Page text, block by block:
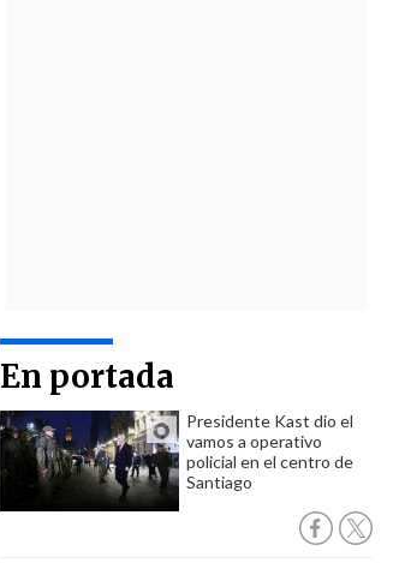
En portada
Presidente Kast dio el
vamos a operativo
policial en el centro de
Santiago